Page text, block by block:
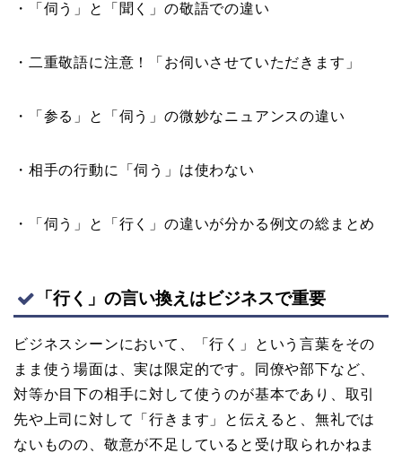
・「伺う」と「聞く」の敬語での違い
・二重敬語に注意！「お伺いさせていただきます」
・「参る」と「伺う」の微妙なニュアンスの違い
・相手の行動に「伺う」は使わない
・「伺う」と「行く」の違いが分かる例文の総まとめ
「行く」の言い換えはビジネスで重要
ビジネスシーンにおいて、「行く」という言葉をその
まま使う場面は、実は限定的です。同僚や部下など、
対等か目下の相手に対して使うのが基本であり、取引
先や上司に対して「行きます」と伝えると、無礼では
ないものの、敬意が不足していると受け取られかねま